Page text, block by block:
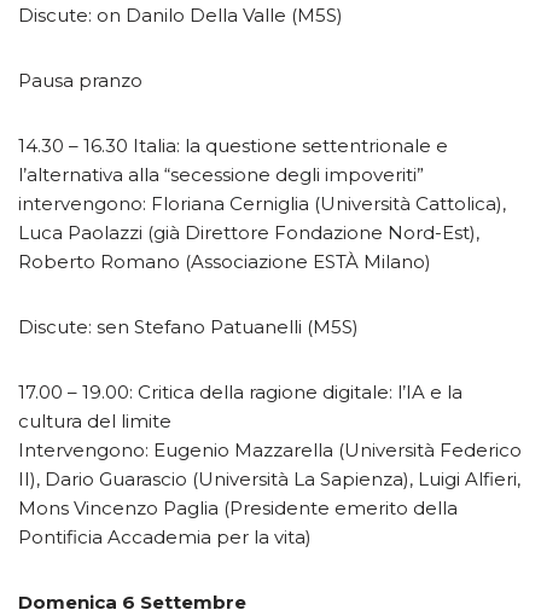
Discute: on Danilo Della Valle (M5S)
Pausa pranzo
14.30 – 16.30 Italia: la questione settentrionale e
l’alternativa alla “secessione degli impoveriti”
intervengono: Floriana Cerniglia (Università Cattolica),
Luca Paolazzi (già Direttore Fondazione Nord-Est),
Roberto Romano (Associazione ESTÀ Milano)
Discute: sen Stefano Patuanelli (M5S)
17.00 – 19.00: Critica della ragione digitale: l’IA e la
cultura del limite
Intervengono: Eugenio Mazzarella (Università Federico
II), Dario Guarascio (Università La Sapienza), Luigi Alfieri,
Mons Vincenzo Paglia (Presidente emerito della
Pontificia Accademia per la vita)
Domenica 6 Settembre